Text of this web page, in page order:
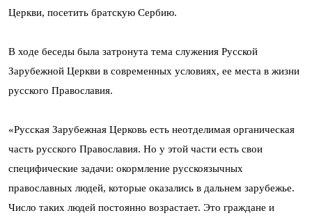
Церкви, посетить братскую Сербию.
В ходе беседы была затронута тема служения Русской
Зарубежной Церкви в современных условиях, ее места в жизни
русского Православия.
«Русская Зарубежная Церковь есть неотделимая органическая
часть русского Православия. Но у этой части есть свои
специфические задачи: окормление русскоязычных
православных людей, которые оказались в дальнем зарубежье.
Число таких людей постоянно возрастает. Это граждане и